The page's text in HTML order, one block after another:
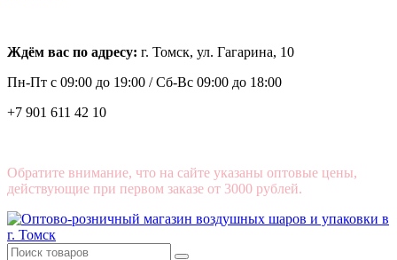
Ждём вас по адресу: г. Томск, ул. Гагарина, 10
Пн-Пт с 09:00 до 19:00 /Сб-Вс 09:00 до 18:00
+7 901 611 42 10
Обратите внимание, что на сайте указаны оптовые цены,
действующие при первом заказе от 3000 рублей.